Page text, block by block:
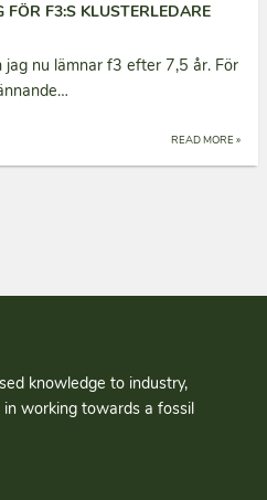
F3:S KLUSTERLEDARE
nu lämnar f3 efter 7,5 år. För
READ MORE »
knowledge to industry,
working towards a fossil